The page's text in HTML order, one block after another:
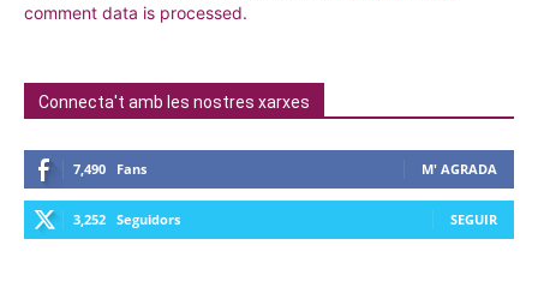
comment data is processed.
Connecta't amb les nostres xarxes
7,490 Fans M' AGRADA
3,252 Seguidors SEGUIR